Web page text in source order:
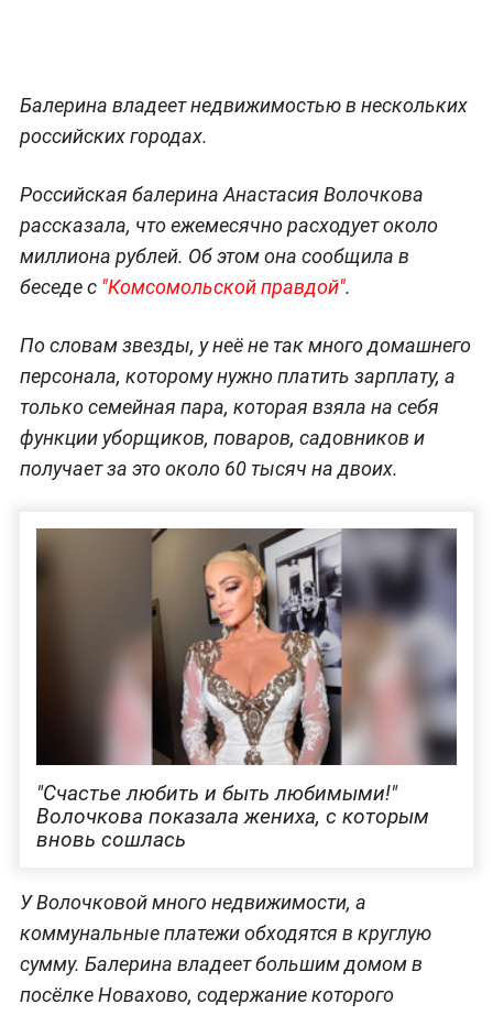
Балерина владеет недвижимостью в нескольких
российских городах.
Российская балерина Анастасия Волочкова
рассказала, что ежемесячно расходует около
миллиона рублей. Об этом она сообщила в
беседе с "Комсомольской правдой".
По словам звезды, у неё не так много домашнего
персонала, которому нужно платить зарплату, а
только семейная пара, которая взяла на себя
функции уборщиков, поваров, садовников и
получает за это около 60 тысяч на двоих.
"Счастье любить и быть любимыми!"
Волочкова показала жениха, с которым
вновь сошлась
У Волочковой много недвижимости, а
коммунальные платежи обходятся в круглую
сумму. Балерина владеет большим домом в
посёлке Новахово, содержание которого